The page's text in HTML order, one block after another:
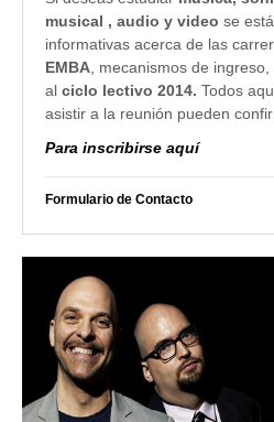
musical , audio y video se
informativas acerca de las
EMBA, mecanismos de
al ciclo lectivo 2014. Todos
asistir a la reunión pueden
Para inscribirse aquí
Formulario de Contacto